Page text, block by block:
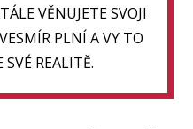
VĚNUJETE SVOJI
PLNÍ A VY TO
REALITĚ.